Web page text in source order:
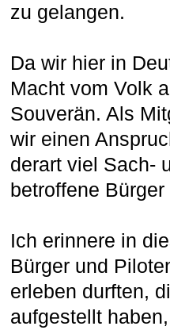
zu gelangen.
Da wir hier in
Macht vom Volk
Souverän. Als
wir einen
derart viel Sach-
betroffene
Ich erinnere in
Bürger und
erleben durften,
aufgestellt